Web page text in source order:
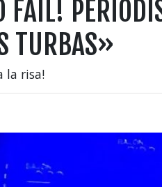
FAIL!
TURBAS»
la risa!